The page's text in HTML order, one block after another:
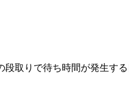
段取りで待ち時間が発生す